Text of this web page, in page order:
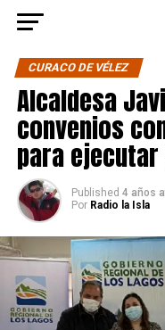
CURACO DE VÉLEZ
Alcaldesa
convenios
para ejecutar
Published 4 años
Por Radio la Isla